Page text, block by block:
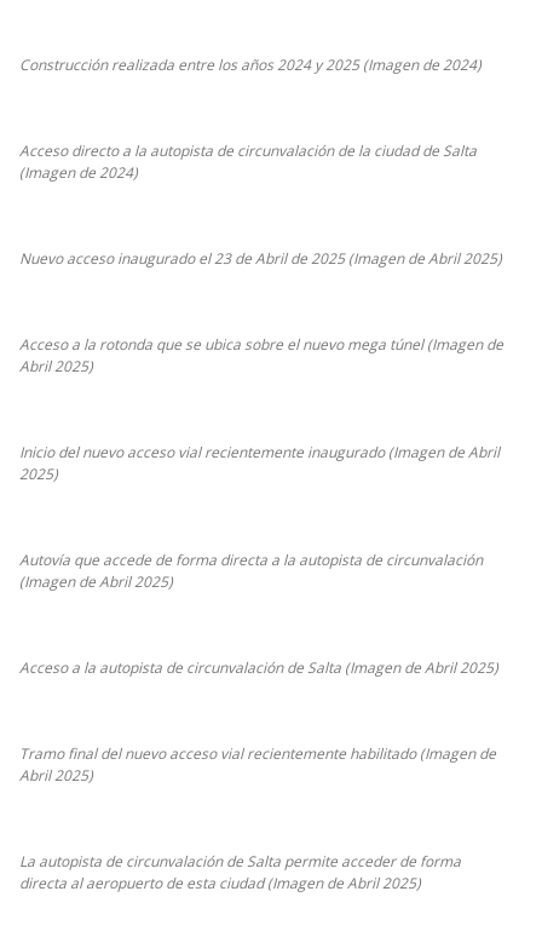
Construcción realizada entre los años 2024 y 2025 (Imagen de 2024)
Acceso directo a la autopista de circunvalación de la ciudad de Salta
(Imagen de 2024)
Nuevo acceso inaugurado el 23 de Abril de 2025 (Imagen de Abril 2025)
Acceso a la rotonda que se ubica sobre el nuevo mega túnel (Imagen de
Abril 2025)
Inicio del nuevo acceso vial recientemente inaugurado (Imagen de Abril
2025)
Autovía que accede de forma directa a la autopista de circunvalación
(Imagen de Abril 2025)
Acceso a la autopista de circunvalación de Salta (Imagen de Abril 2025)
Tramo final del nuevo acceso vial recientemente habilitado (Imagen de
Abril 2025)
La autopista de circunvalación de Salta permite acceder de forma
directa al aeropuerto de esta ciudad (Imagen de Abril 2025)